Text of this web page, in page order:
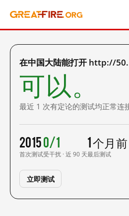
在中国大陆能打开 http://
可以。
最近 1 次有定论的测试均正常连接
2015
首次测试
0/1
受干扰 · 近 90 天
1 个月前
最后测试
立即测试